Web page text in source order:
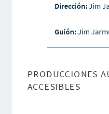
Dirección:Jim
Guión:Jim
PRODUCCIONES
ACCESIBLES